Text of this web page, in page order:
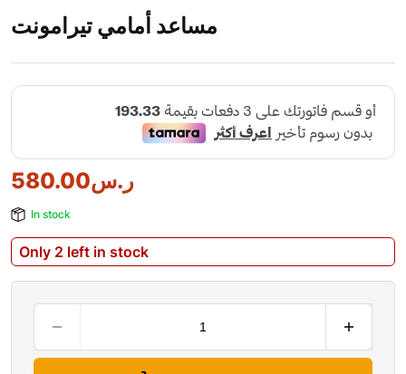
مساعد أمامي تيرامونت
ر.س580.00
In stock
Only 2 left in stock